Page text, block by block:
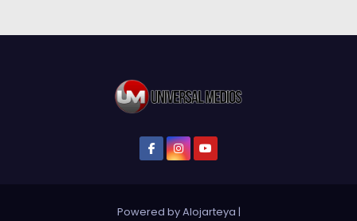
Powered by Alojarteya |